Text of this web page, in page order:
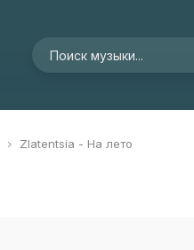
Zlatentsia - На лето